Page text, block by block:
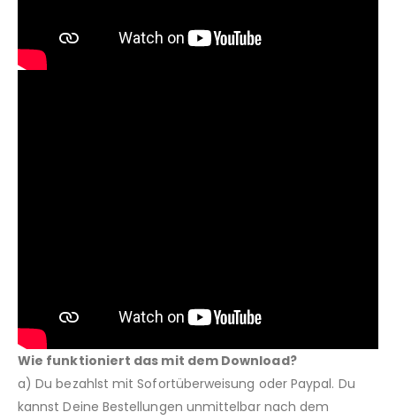
Wie funktioniert das mit dem Download?
a) Du bezahlst mit Sofortüberweisung oder Paypal. Du
kannst Deine Bestellungen unmittelbar nach dem